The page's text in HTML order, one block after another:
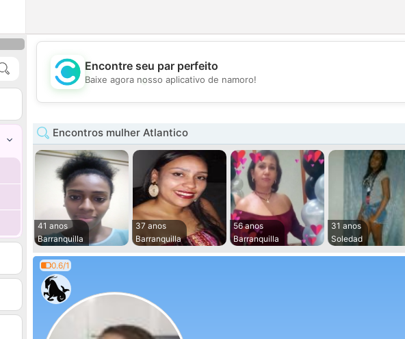
💕
Encontre seu par perfeito
Baixe agora nosso aplicativo de namoro!
Encontros mulher Atlantico
41 anos
Barranquilla
37 anos
Barranquilla
56 anos
Barranquilla
31 anos
Soledad
0.6/1